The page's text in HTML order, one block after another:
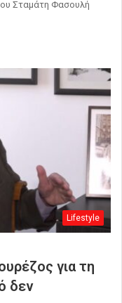
Σταμάτη Φασουλή
Lifestyle
για τη
δεν